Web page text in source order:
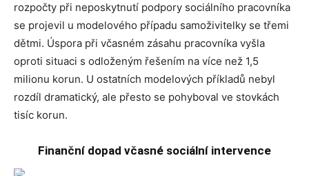
rozpočty při neposkytnutí podpory sociálního pracovníka
se projevil u modelového případu samoživitelky se třemi
dětmi. Úspora při včasném zásahu pracovníka vyšla
oproti situaci s odloženým řešením na více než 1,5
milionu korun. U ostatních modelových příkladů nebyl
rozdíl dramatický, ale přesto se pohyboval ve stovkách
tisíc korun.
Finanční dopad včasné sociální intervence